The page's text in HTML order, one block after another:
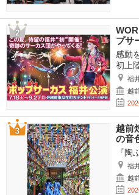
プサ
感動
初上
福
越
越前
の音
『陶
福
越